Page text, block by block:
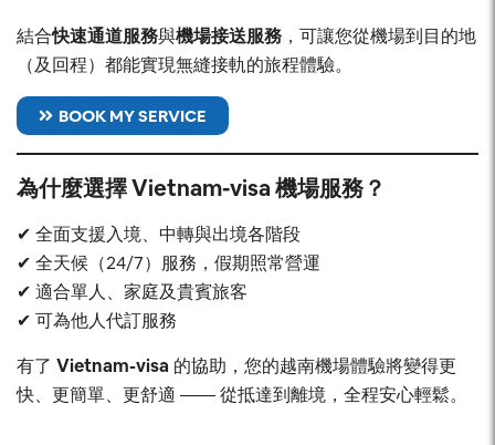
結合快速通道服務與機場接送服務 ，可讓您從機場到目的地
（及回程）都能實現無縫接軌的旅程體驗。
BOOK MY SERVICE
為什麼選擇 Vietnam-visa 機場服務？
✔ 全面支援入境、中轉與出境各階段
✔ 全天候（24/7）服務，假期照常營運
✔ 適合單人、家庭及貴賓旅客
✔ 可為他人代訂服務
有了 Vietnam-visa 的協助，您的越南機場體驗將變得更
快、更簡單、更舒適 —— 從抵達到離境，全程安心輕鬆。